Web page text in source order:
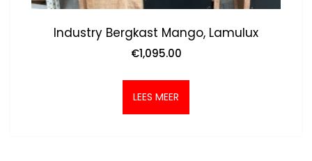
Industry Bergkast Mango, Lamulux
€1,095.00
LEES MEER